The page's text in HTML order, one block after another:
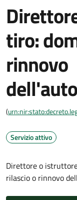
tiro:
rinnovo
(
Servizio attivo
Direttore o
rilascio o rinnovo